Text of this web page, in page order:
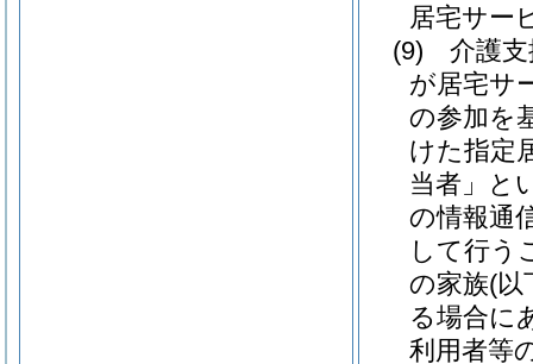
居宅サー
(9)
介護
が居宅サ
の参加を
けた指定
当者」と
の情報通
して行う
の家族(以
る場合に
利用者等